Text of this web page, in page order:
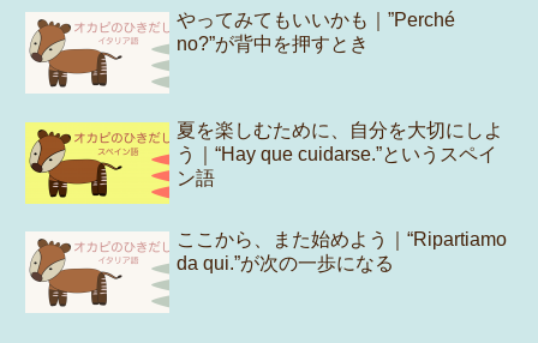
やってみてもいいかも｜”Perché
no?”が背中を押すとき
夏を楽しむために、自分を大切にしよ
う｜“Hay que cuidarse.”というスペイ
ン語
ここから、また始めよう｜“Ripartiamo
da qui.”が次の一歩になる